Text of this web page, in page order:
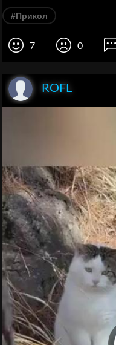
#Прикол
7 0
ROFL